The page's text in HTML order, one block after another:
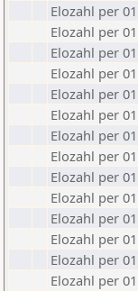
Elozahl per
Elozahl per
Elozahl per
Elozahl per
Elozahl per
Elozahl per
Elozahl per
Elozahl per
Elozahl per
Elozahl per
Elozahl per
Elozahl per
Elozahl per
Elozahl per